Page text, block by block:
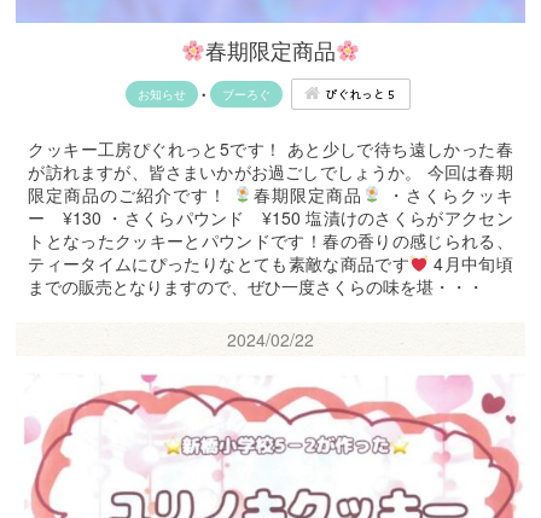
春期限定商品
お知らせ • ブーろぐ ぴぐれっと５
クッキー工房ぴぐれっと5です！ あと少しで待ち遠しかった春
が訪れますが、皆さまいかがお過ごしでしょうか。 今回は春期
限定商品のご紹介です！
春期限定商品
・さくらクッキ
ー ¥130 ・さくらパウンド ¥150 塩漬けのさくらがアクセン
トとなったクッキーとパウンドです！春の香りの感じられる、
ティータイムにぴったりなとても素敵な商品です
4月中旬頃
までの販売となりますので、ぜひ一度さくらの味を堪・・・
2024/02/22